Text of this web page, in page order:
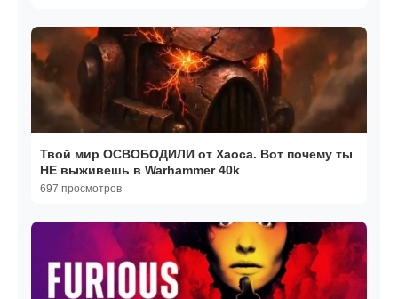
Твой мир ОСВОБОДИЛИ от Хаоса. Вот почему ты
НЕ выживешь в Warhammer 40k
697 просмотров